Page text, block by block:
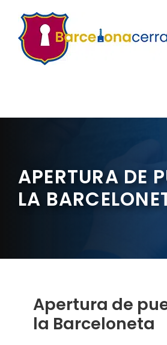
contenido
APERTURA DE
LA
Apertura de
la Barceloneta